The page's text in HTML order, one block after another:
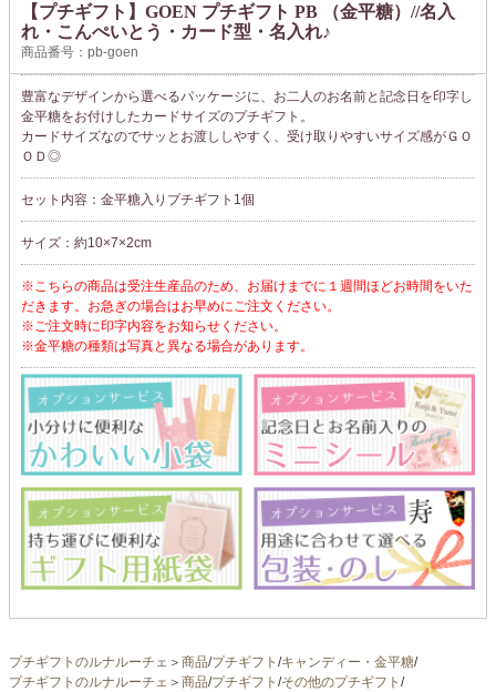
【プチギフト】GOEN プチギフト PB （金平糖）//名入
れ・こんぺいとう・カード型・名入れ♪
商品番号：pb-goen
豊富なデザインから選べるパッケージに、お二人のお名前と記念日を印字し
金平糖をお付けしたカードサイズのプチギフト。
カードサイズなのでサッとお渡ししやすく、受け取りやすいサイズ感がＧＯ
ＯＤ◎
セット内容：金平糖入りプチギフト1個
サイズ：約10×7×2cm
※こちらの商品は受注生産品のため、お届けまでに１週間ほどお時間をいた
だきます。お急ぎの場合はお早めにご注文ください。
※ご注文時に印字内容をお知らせください。
※金平糖の種類は写真と異なる場合があります。
プチギフトのルナルーチェ ＞ 商品/プチギフト /キャンディー・金平糖/
プチギフトのルナルーチェ ＞ 商品/プチギフト /その他のプチギフト /